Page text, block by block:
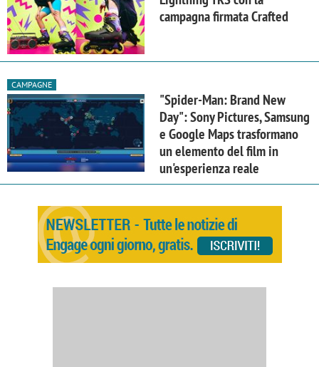
campagna firmata Crafted
CAMPAGNE
"Spider-Man: Brand New
Day": Sony Pictures, Samsung
e Google Maps trasformano
un elemento del film in
un'esperienza reale